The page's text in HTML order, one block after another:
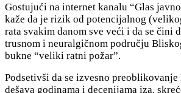
Gostujući na internet kanalu “Glas
kaže da je rizik od potencijalnog
rata svakim danom sve veći i da se čini
trusnom i neuralgičnom području
bukne “veliki ratni požar”.
Podsetivši da se izvesno
dešava godinama i decenijama iza,